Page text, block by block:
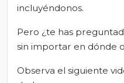
incluyéndonos.
Pero ¿te has
sin importar en dónde
Observa el siguiente